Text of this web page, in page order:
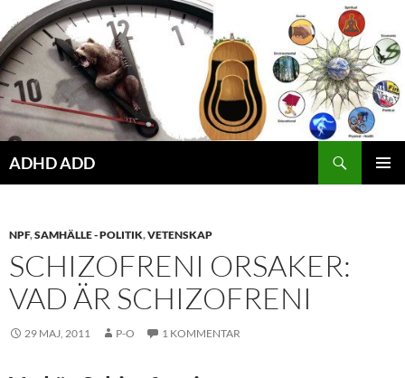
Hoppa
till
innehåll
ADHD ADD
NPF,SAMHÄLLE - POLITIK,VETENSKAP
SCHIZOFRENI ORSAKER:
VAD ÄR SCHIZOFRENI
29 MAJ, 2011 P-O 1 KOMMENTAR